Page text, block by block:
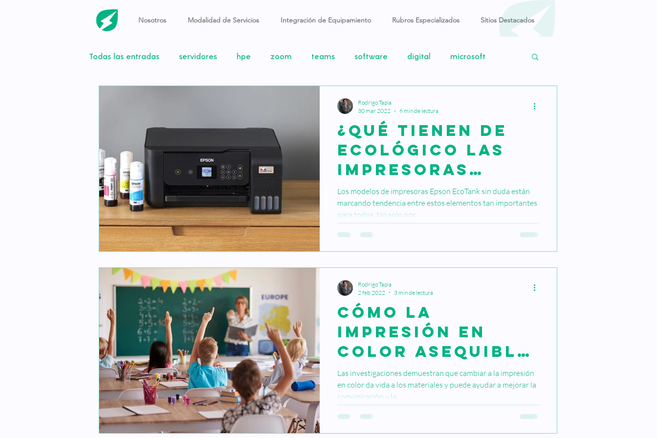
Nosotros Modalidad de Servicios Integración de Equipamiento Rubros Especializados Sitios Destacados
Todas las entradas servidores hpe zoom teams software digital microsoft
Tecnología Discord mensajería M1 pro M1 max
procesador Apple M1 Epson sustentable tinta
¿Qué tienen de
ecológico las
impresoras
Epson EcoTank?
Los modelos de impresoras Epson EcoTank sin duda están
marcando tendencia entre estos elementos tan importantes
para todos. No solo por...
Rodrigo Tapia
30 mar 2022
6 min de lectura
Cómo la
impresión en
color asequible
puede ayudar a
transformar tu
escuela
Las investigaciones demuestran que cambiar a la impresión
en color da vida a los materiales y puede ayudar a mejorar la
comunicación y la...
Rodrigo Tapia
2 feb 2022
3 min de lectura